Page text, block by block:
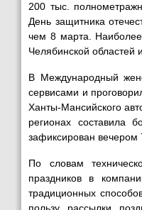
200 тыс.
День защитника
чем 8 марта. Наиболее
Челябинской областей
В Международный
сервисами и
Ханты-Мансийского
регионах составила
зафиксирован вечером
По словам
праздников в
традиционных